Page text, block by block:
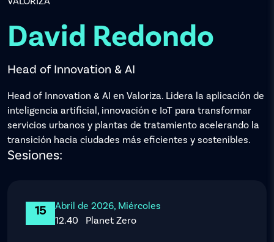
David Redondo
Head of Innovation & AI
Head of Innovation & AI en Valoriza. Lidera la aplicación de
inteligencia artificial, innovación e IoT para transformar
servicios urbanos y plantas de tratamiento acelerando la
transición hacia ciudades más eficientes y sostenibles.
Sesiones:
15
Abril de 2026, Miércoles
12.40
Planet Zero